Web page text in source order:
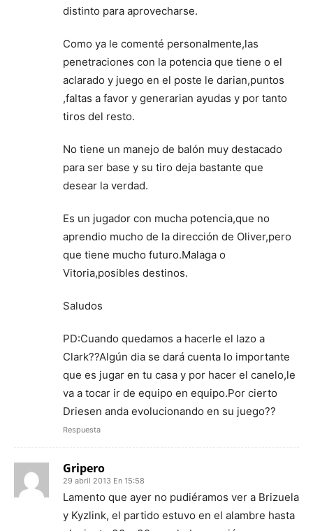
distinto para aprovecharse.
Como ya le comenté personalmente,las
penetraciones con la potencia que tiene o el
aclarado y juego en el poste le darian,puntos
,faltas a favor y generarian ayudas y por tanto
tiros del resto.
No tiene un manejo de balón muy destacado
para ser base y su tiro deja bastante que
desear la verdad.
Es un jugador con mucha potencia,que no
aprendio mucho de la dirección de Oliver,pero
que tiene mucho futuro.Malaga o
Vitoria,posibles destinos.
Saludos
PD:Cuando quedamos a hacerle el lazo a
Clark??Algún dia se dará cuenta lo importante
que es jugar en tu casa y por hacer el canelo,le
va a tocar ir de equipo en equipo.Por cierto
Driesen anda evolucionando en su juego??
Respuesta
Gripero
29 abril 2013 En 15:58
Lamento que ayer no pudiéramos ver a Brizuela
y Kyzlink, el partido estuvo en el alambre hasta